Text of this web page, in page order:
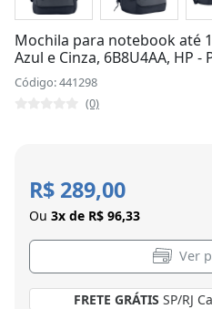
Mochila para notebook até
Azul e Cinza, 6B8U4AA, HP -
Código: 441298
(0)
R$ 289,00
Ou 3x de R$ 96,33
Ver
FRETE GRÁTIS SP/RJ